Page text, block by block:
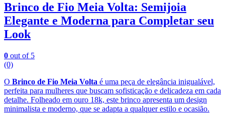
Brinco de Fio Meia Volta: Semijoia
Elegante e Moderna para Completar seu
Look
0 out of 5
(0)
O Brinco de Fio Meia Volta é uma peça de elegância inigualável,
perfeita para mulheres que buscam sofisticação e delicadeza em cada
detalhe. Folheado em ouro 18k, este brinco apresenta um design
minimalista e moderno, que se adapta a qualquer estilo e ocasião.